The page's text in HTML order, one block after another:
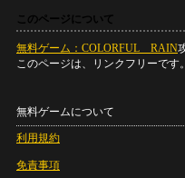
このページについて
無料ゲーム：COLORFUL RAIN
このページは、リンクフリーです
無料ゲームについて
利用規約
免責事項